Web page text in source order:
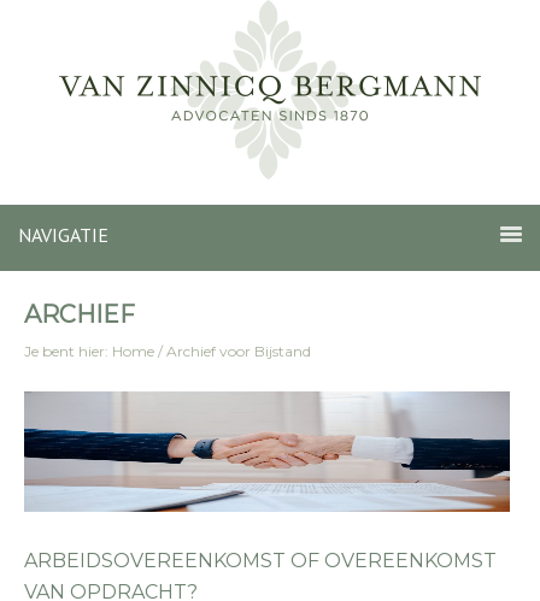
NAVIGATIE
ARCHIEF
Je bent hier: Home / Archief voor Bijstand
ARBEIDSOVEREENKOMST OF OVEREENKOMST
VAN OPDRACHT?